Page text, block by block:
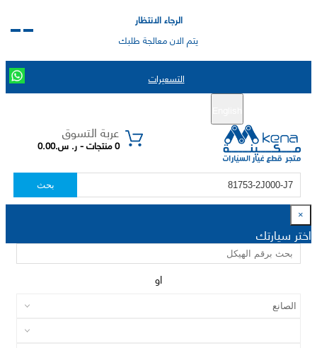
الرجاء الانتظار
يتم الان معالجة طلبك
التسعيرات
عربة التسوق
0 منتجات - ر. س.0.00
بحث
×
اختر سيارتك
او